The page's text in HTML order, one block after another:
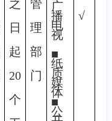
之
日
起
20
个
管
理
部
门
广
播
电
视
■
纸
质
媒
体
■
公
√